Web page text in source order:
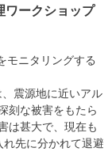
災地・被災者支援
物資支援
ワークショップ
モニタリングする
震源地に近いアル
刻な被害をもたら
は甚大で、現在も
先に分かれて退避